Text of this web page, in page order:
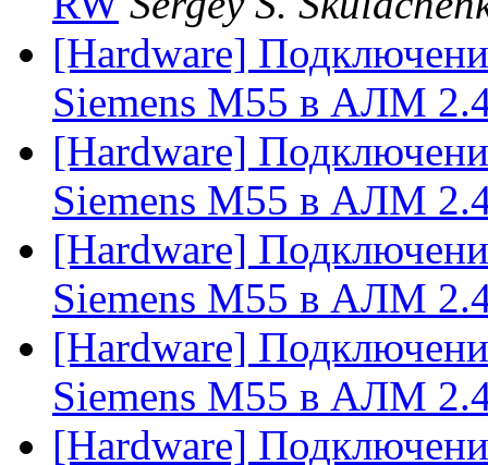
[Hardware]
Siemens M55 в АЛМ
[Hardware]
Siemens M55 в АЛМ
[Hardware]
Siemens M55 в АЛМ
[Hardware]
Siemens M55 в АЛМ
[Hardware]